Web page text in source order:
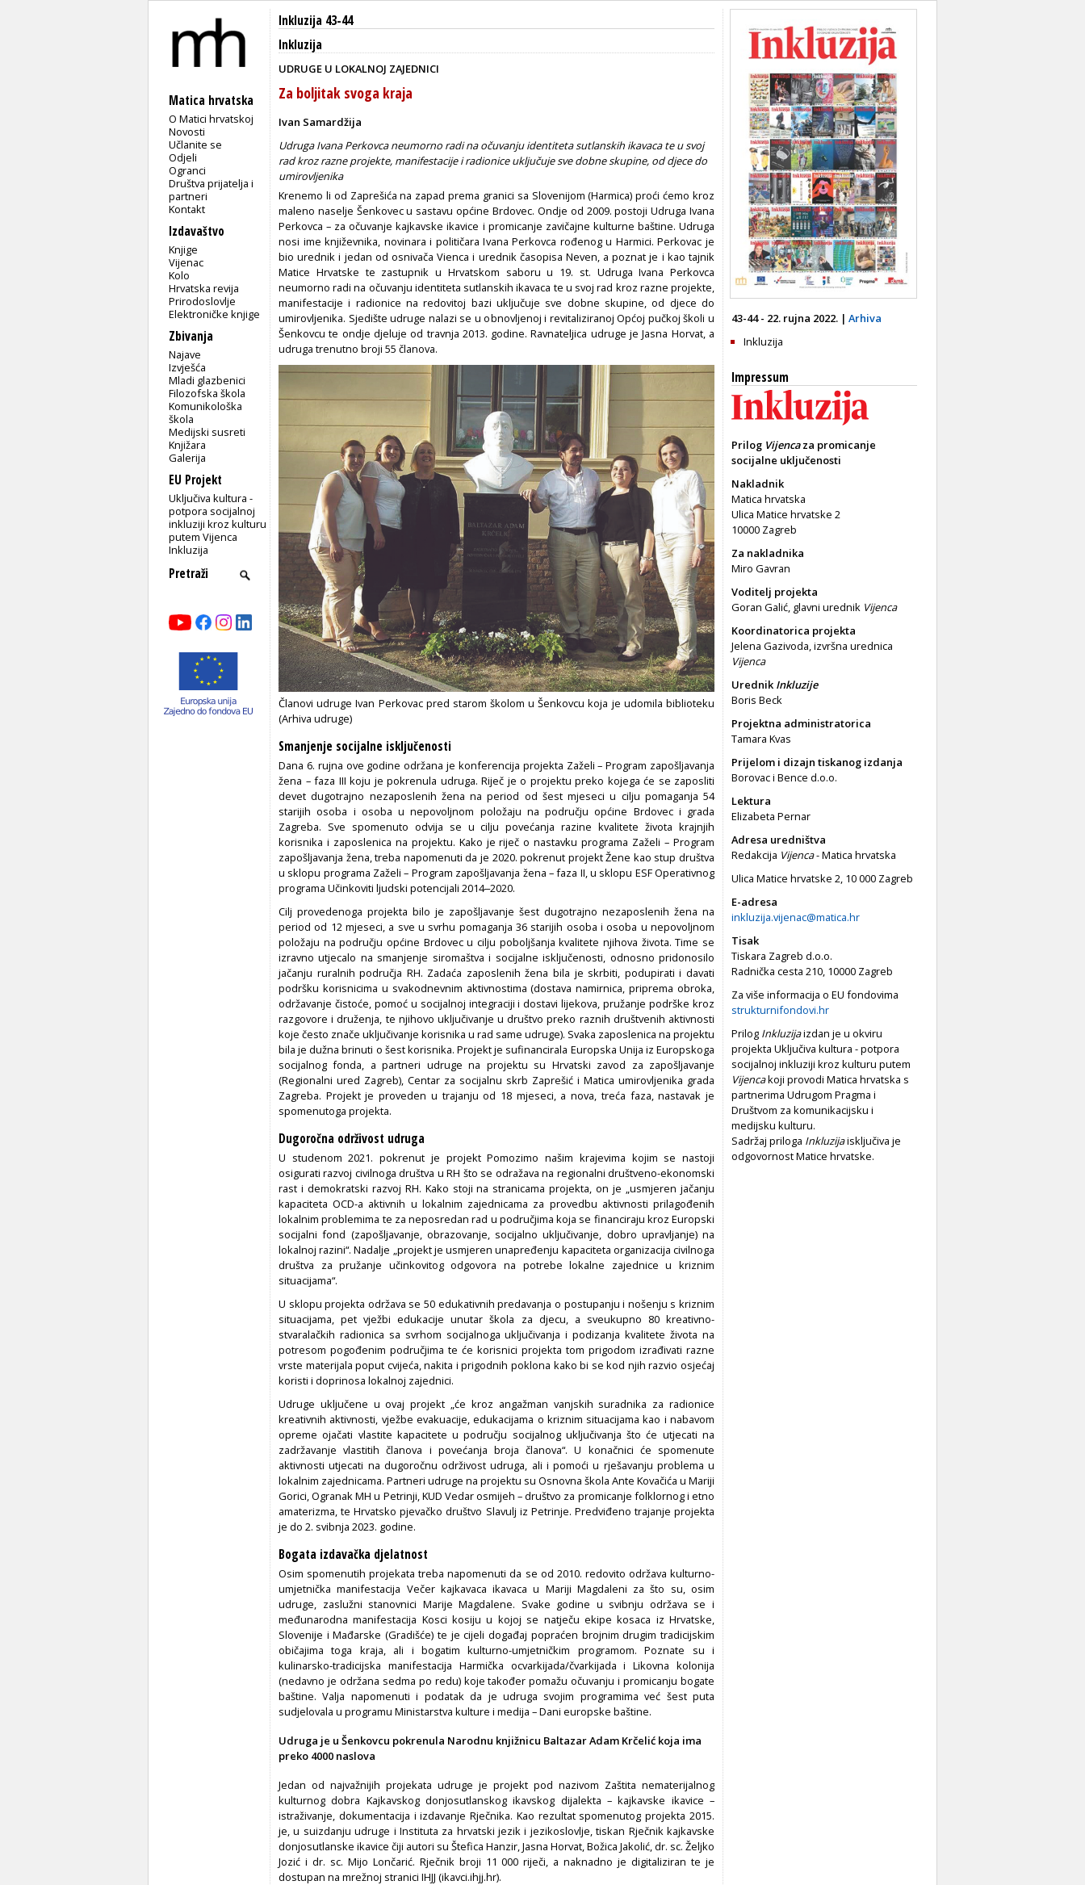
Matica hrvatska
O Matici hrvatskoj
Novosti
Učlanite se
Odjeli
Ogranci
Društva prijatelja i
partneri
Kontakt
Izdavaštvo
Knjige
Vijenac
Kolo
Hrvatska revija
Prirodoslovlje
Elektroničke knjige
Zbivanja
Najave
Izvješća
Mladi glazbenici
Filozofska škola
Komunikološka
škola
Medijski susreti
Knjižara
Galerija
EU Projekt
Uključiva kultura -
potpora socijalnoj
inkluziji kroz kulturu
putem Vijenca
Inkluzija
Inkluzija 43-44
Inkluzija
UDRUGE U LOKALNOJ ZAJEDNICI
Za boljitak svoga kraja
Ivan Samardžija
Udruga Ivana Perkovca neumorno radi na očuvanju identiteta sutlanskih ikavaca te u svoj
rad kroz razne projekte, manifestacije i radionice uključuje sve dobne skupine, od djece do
umirovljenika
Krenemo li od Zaprešića na zapad prema granici sa Slovenijom (Harmica) proći ćemo kroz
maleno naselje Šenkovec u sastavu općine Brdovec. Ondje od 2009. postoji Udruga Ivana
Perkovca – za očuvanje kajkavske ikavice i promicanje zavičajne kulturne baštine. Udruga
nosi ime književnika, novinara i političara Ivana Perkovca rođenog u Harmici. Perkovac je
bio urednik i jedan od osnivača Vienca i urednik časopisa Neven, a poznat je i kao tajnik
Matice Hrvatske te zastupnik u Hrvatskom saboru u 19. st. Udruga Ivana Perkovca
neumorno radi na očuvanju identiteta sutlanskih ikavaca te u svoj rad kroz razne projekte,
manifestacije i radionice na redovitoj bazi uključuje sve dobne skupine, od djece do
umirovljenika. Sjedište udruge nalazi se u obnovljenoj i revitaliziranoj Općoj pučkoj školi u
Šenkovcu te ondje djeluje od travnja 2013. godine. Ravnateljica udruge je Jasna Horvat, a
udruga trenutno broji 55 članova.
Članovi udruge Ivan Perkovac pred starom školom u Šenkovcu koja je udomila biblioteku
(Arhiva udruge)
Smanjenje socijalne isključenosti
Dana 6. rujna ove godine održana je konferencija projekta Zaželi – Program zapošljavanja
žena – faza III koju je pokrenula udruga. Riječ je o projektu preko kojega će se zaposliti
devet dugotrajno nezaposlenih žena na period od šest mjeseci u cilju pomaganja 54
starijih osoba i osoba u nepovoljnom položaju na području općine Brdovec i grada
Zagreba. Sve spomenuto odvija se u cilju povećanja razine kvalitete života krajnjih
korisnika i zaposlenica na projektu. Kako je riječ o nastavku programa Zaželi – Program
zapošljavanja žena, treba napomenuti da je 2020. pokrenut projekt Žene kao stup društva
u sklopu programa Zaželi – Program zapošljavanja žena – faza II, u sklopu ESF Operativnog
programa Učinkoviti ljudski potencijali 2014‒2020.
Cilj provedenoga projekta bilo je zapošljavanje šest dugotrajno nezaposlenih žena na
period od 12 mjeseci, a sve u svrhu pomaganja 36 starijih osoba i osoba u nepovoljnom
položaju na području općine Brdovec u cilju poboljšanja kvalitete njihova života. Time se
izravno utjecalo na smanjenje siromaštva i socijalne isključenosti, odnosno pridonosilo
jačanju ruralnih područja RH. Zadaća zaposlenih žena bila je skrbiti, podupirati i davati
podršku korisnicima u svakodnevnim aktivnostima (dostava namirnica, priprema obroka,
održavanje čistoće, pomoć u socijalnoj integraciji i dostavi lijekova, pružanje podrške kroz
razgovore i druženja, te njihovo uključivanje u društvo preko raznih društvenih aktivnosti
koje često znače uključivanje korisnika u rad same udruge). Svaka zaposlenica na projektu
bila je dužna brinuti o šest korisnika. Projekt je sufinancirala Europska Unija iz Europskoga
socijalnog fonda, a partneri udruge na projektu su Hrvatski zavod za zapošljavanje
(Regionalni ured Zagreb), Centar za socijalnu skrb Zaprešić i Matica umirovljenika grada
Zagreba. Projekt je proveden u trajanju od 18 mjeseci, a nova, treća faza, nastavak je
spomenutoga projekta.
Dugoročna održivost udruga
U studenom 2021. pokrenut je projekt Pomozimo našim krajevima kojim se nastoji
osigurati razvoj civilnoga društva u RH što se odražava na regionalni društveno-ekonomski
rast i demokratski razvoj RH. Kako stoji na stranicama projekta, on je „usmjeren jačanju
kapaciteta OCD-a aktivnih u lokalnim zajednicama za provedbu aktivnosti prilagođenih
lokalnim problemima te za neposredan rad u područjima koja se financiraju kroz Europski
socijalni fond (zapošljavanje, obrazovanje, socijalno uključivanje, dobro upravljanje) na
lokalnoj razini“. Nadalje „projekt je usmjeren unapređenju kapaciteta organizacija civilnoga
društva za pružanje učinkovitog odgovora na potrebe lokalne zajednice u kriznim
situacijama“.
U sklopu projekta održava se 50 edukativnih predavanja o postupanju i nošenju s kriznim
situacijama, pet vježbi edukacije unutar škola za djecu, a sveukupno 80 kreativno-
stvaralačkih radionica sa svrhom socijalnoga uključivanja i podizanja kvalitete života na
potresom pogođenim područjima te će korisnici projekta tom prigodom izrađivati razne
vrste materijala poput cvijeća, nakita i prigodnih poklona kako bi se kod njih razvio osjećaj
koristi i doprinosa lokalnoj zajednici.
Udruge uključene u ovaj projekt „će kroz angažman vanjskih suradnika za radionice
kreativnih aktivnosti, vježbe evakuacije, edukacijama o kriznim situacijama kao i nabavom
opreme ojačati vlastite kapacitete u području socijalnog uključivanja što će utjecati na
zadržavanje vlastitih članova i povećanja broja članova“. U konačnici će spomenute
aktivnosti utjecati na dugoročnu održivost udruga, ali i pomoći u rješavanju problema u
lokalnim zajednicama. Partneri udruge na projektu su Osnovna škola Ante Kovačića u Mariji
Gorici, Ogranak MH u Petrinji, KUD Vedar osmijeh – društvo za promicanje folklornog i etno
amaterizma, te Hrvatsko pjevačko društvo Slavulj iz Petrinje. Predviđeno trajanje projekta
je do 2. svibnja 2023. godine.
Bogata izdavačka djelatnost
Osim spomenutih projekata treba napomenuti da se od 2010. redovito održava kulturno-
umjetnička manifestacija Večer kajkavaca ikavaca u Mariji Magdaleni za što su, osim
udruge, zaslužni stanovnici Marije Magdalene. Svake godine u svibnju održava se i
međunarodna manifestacija Kosci kosiju u kojoj se natječu ekipe kosaca iz Hrvatske,
Slovenije i Mađarske (Gradišće) te je cijeli događaj popraćen brojnim drugim tradicijskim
običajima toga kraja, ali i bogatim kulturno-umjetničkim programom. Poznate su i
kulinarsko-tradicijska manifestacija Harmička ocvarkijada/čvarkijada i Likovna kolonija
(nedavno je održana sedma po redu) koje također pomažu očuvanju i promicanju bogate
baštine. Valja napomenuti i podatak da je udruga svojim programima već šest puta
sudjelovala u programu Ministarstva kulture i medija – Dani europske baštine.
Udruga je u Šenkovcu pokrenula Narodnu knjižnicu Baltazar Adam Krčelić koja ima
preko 4000 naslova
Jedan od najvažnijih projekata udruge je projekt pod nazivom Zaštita nematerijalnog
kulturnog dobra Kajkavskog donjosutlanskog ikavskog dijalekta – kajkavske ikavice –
istraživanje, dokumentacija i izdavanje Rječnika. Kao rezultat spomenutog projekta 2015.
je, u suizdanju udruge i Instituta za hrvatski jezik i jezikoslovlje, tiskan Rječnik kajkavske
donjosutlanske ikavice čiji autori su Štefica Hanzir, Jasna Horvat, Božica Jakolić, dr. sc. Željko
Jozić i dr. sc. Mijo Lončarić. Rječnik broji 11 000 riječi, a naknadno je digitaliziran te je
dostupan na mrežnoj stranici IHJJ (ikavci.ihjj.hr).
43-44 - 22. rujna 2022. | Arhiva
Inkluzija
Impressum
Prilog Vijencaza promicanje
socijalne uključenosti
Nakladnik
Matica hrvatska
Ulica Matice hrvatske 2
10000 Zagreb
Za nakladnika
Miro Gavran
Voditelj projekta
Goran Galić, glavni urednik Vijenca
Koordinatorica projekta
Jelena Gazivoda, izvršna urednica
Vijenca
Urednik Inkluzije
Boris Beck
Projektna administratorica
Tamara Kvas
Prijelom i dizajn tiskanog izdanja
Borovac i Bence d.o.o.
Lektura
Elizabeta Pernar
Adresa uredništva
Redakcija Vijenca- Matica hrvatska
Ulica Matice hrvatske 2, 10 000 Zagreb
E-adresa
inkluzija.vijenac@matica.hr
Tisak
Tiskara Zagreb d.o.o.
Radnička cesta 210, 10000 Zagreb
Za više informacija o EU fondovima
strukturnifondovi.hr
Prilog Inkluzijaizdan je u okviru
projekta Uključiva kultura - potpora
socijalnoj inkluziji kroz kulturu putem
Vijencakoji provodi Matica hrvatska s
partnerima Udrugom Pragma i
Društvom za komunikacijsku i
medijsku kulturu.
Sadržaj priloga Inkluzijaisključiva je
odgovornost Matice hrvatske.